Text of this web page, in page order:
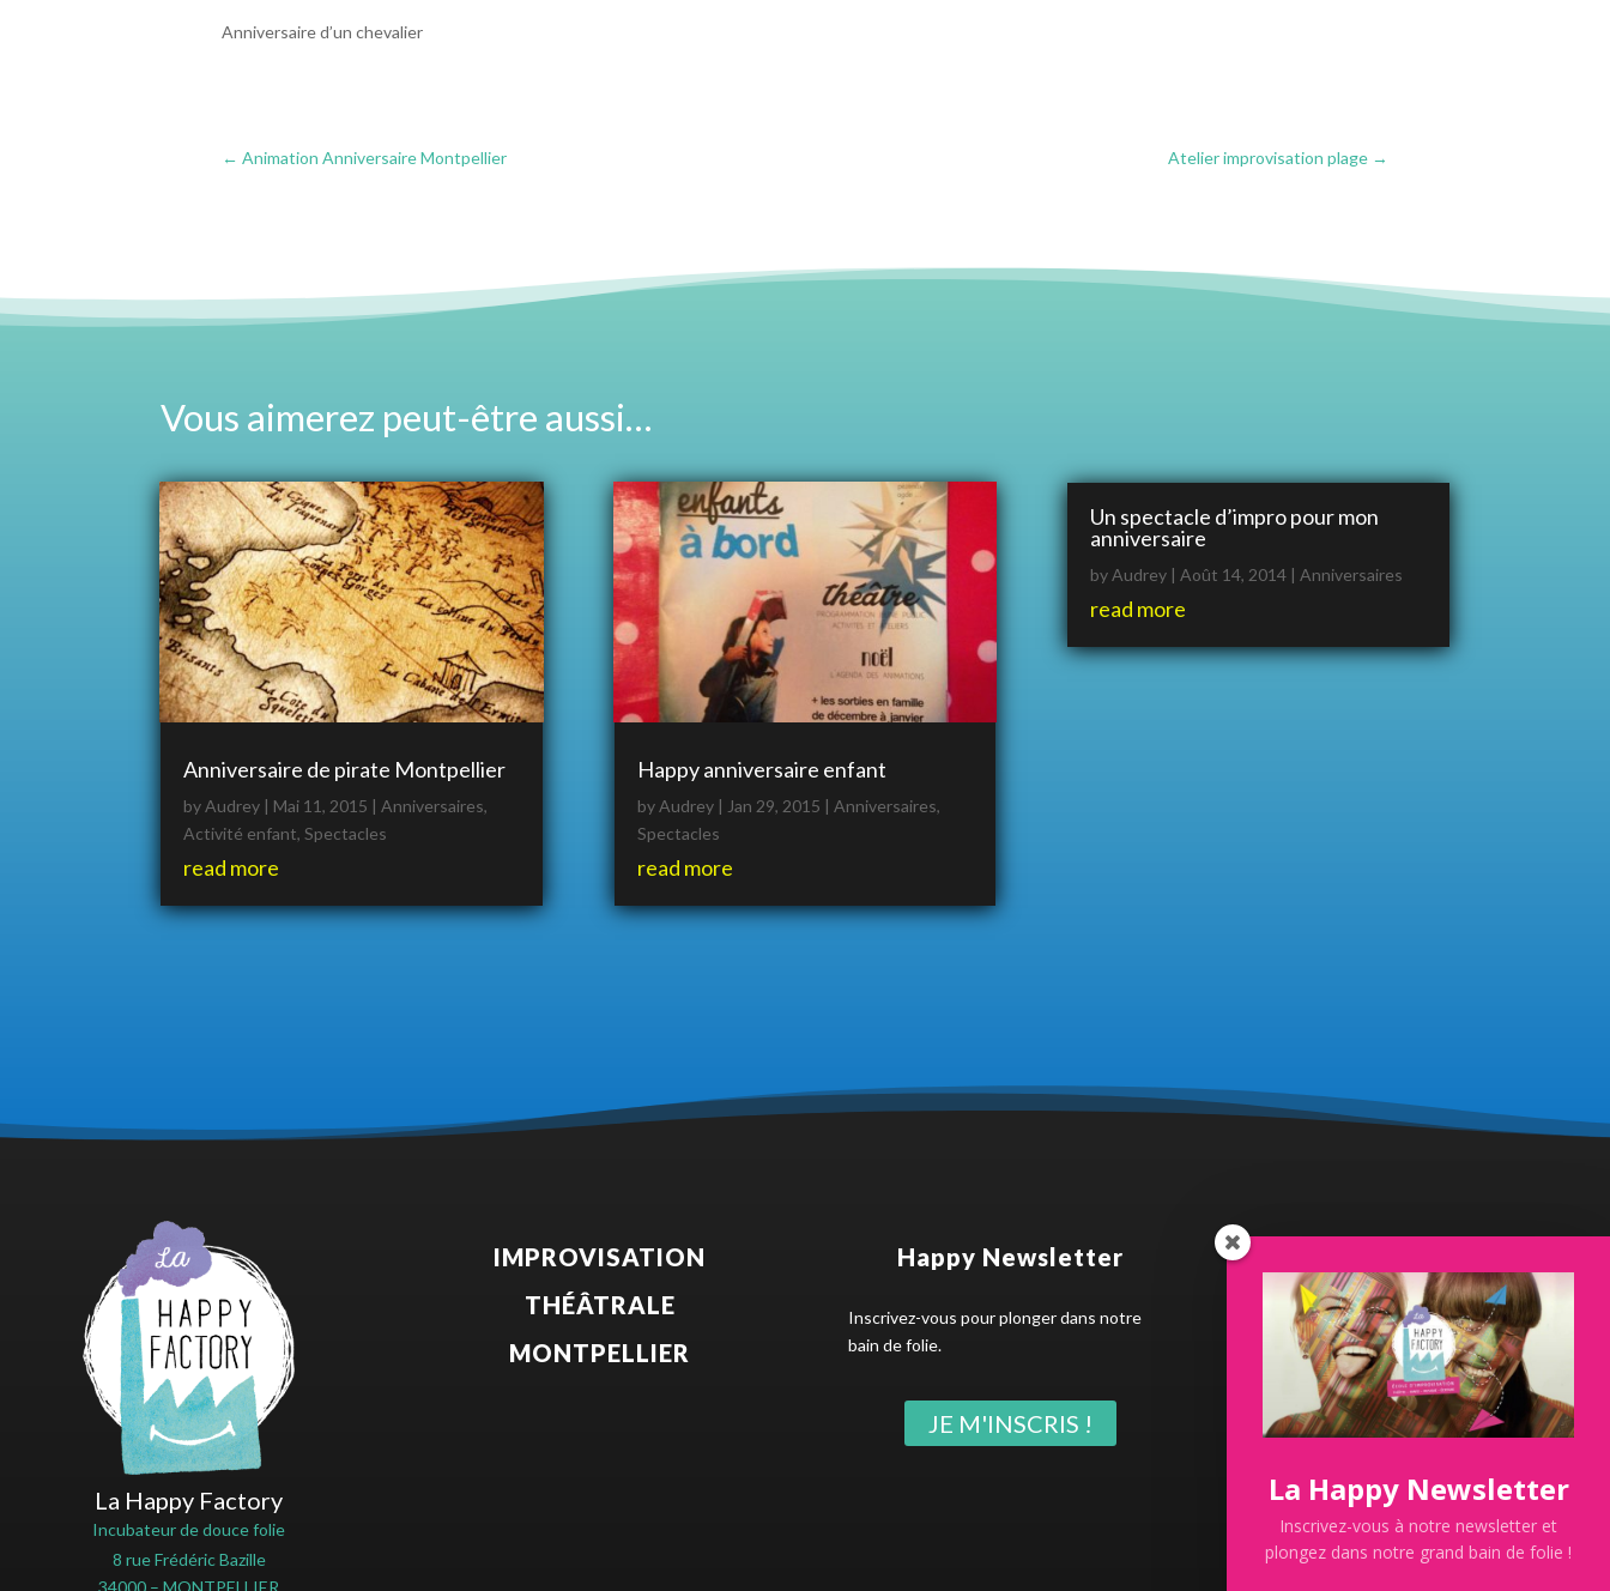
Anniversaire d’un chevalier
←Animation Anniversaire Montpellier Atelier improvisation plage→
Vous aimerez peut-être aussi…
Anniversaire de pirate Montpellier
byAudrey | Mai 11, 2015 |Anniversaires,
Activité enfant,Spectacles
read more
Happy anniversaire enfant
byAudrey| Jan 29, 2015 | Anniversaires,
Spectacles
read more
Un spectacle d’impro pour mon
anniversaire
byAudrey| Août 14, 2014| Anniversaires
read more
La Happy Factory
Incubateur de douce folie
8 rue Frédéric Bazille
34000 – MONTPELLIER
IMPROVISATION
THÉÂTRALE
MONTPELLIER
Happy Newsletter
Inscrivez-vous pour plonger dans notre
bain de folie.
JE M'INSCRIS !
SUMMER IMPRO 2026 100% gratuit
La Happy Newsletter
Inscrivez-vous à notre newsletter et
plongez dans notre grand bain de folie !